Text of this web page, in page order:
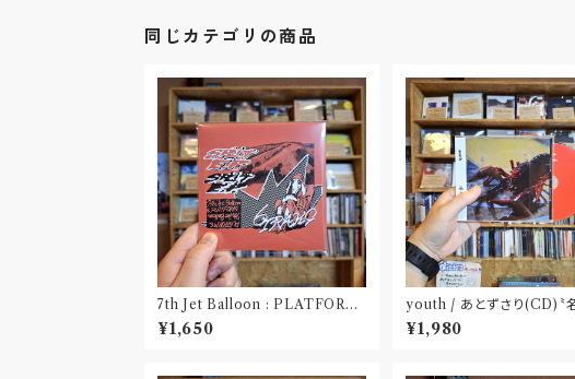
同じカテゴリの商品
7th Jet Balloon : PLATFORM
SPLIT EP(CD)〝長野〟×〝大阪〟
¥1,650
youth / あとずさり(CD)〝
屋〟
¥1,980